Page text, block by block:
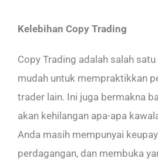
Kelebihan Copy Trading
Copy Trading adalah salah
mudah untuk mempraktikkan
trader lain. Ini juga bermakna
akan kehilangan apa-apa
Anda masih mempunyai
perdagangan, dan membuka